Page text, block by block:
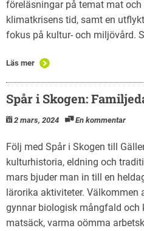
föreläsningar på temat mat
klimatkrisens tid, samt en
fokus på kultur- och miljövård.
Läs mer
Spår i Skogen:
2 mars, 2024 En kommentar
Följ med Spår i Skogen till
kulturhistoria, eldning och
mars bjuder man in till en
lärorika aktiviteter. Välkommen
gynnar biologisk mångfald och
matsäck, varma oömma